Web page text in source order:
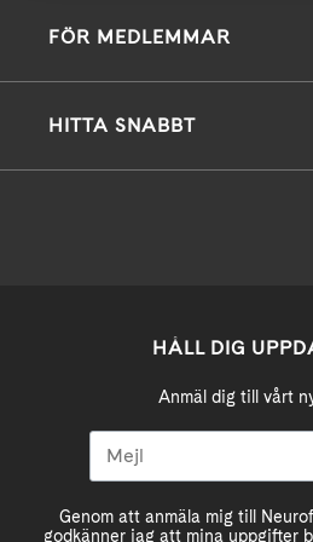
FÖR MEDLEMMAR
HITTA SNABBT
HÅLL DIG
Anmäl dig till vårt
Genom att anmäla mig till
godkänner jag att mina uppgifter